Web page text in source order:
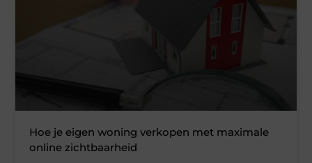
Hoe je eigen woning verkopen met maximale
online zichtbaarheid